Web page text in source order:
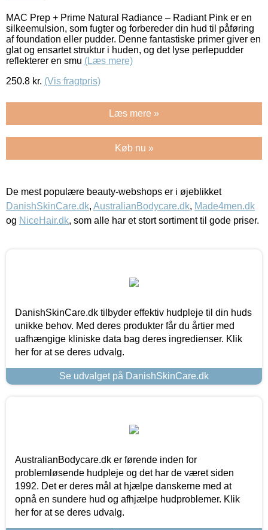
MAC Prep + Prime Natural Radiance – Radiant Pink er en
silkeemulsion, som fugter og forbereder din hud til påføring
af foundation eller pudder. Denne fantastiske primer giver en
glat og ensartet struktur i huden, og det lyse perlepudder
reflekterer en smu (Læs mere)
250.8 kr. (Vis fragtpris)
Læs mere »
Køb nu »
De mest populære beauty-webshops er i øjeblikket
DanishSkinCare.dk, AustralianBodycare.dk, Made4men.dk
og NiceHair.dk, som alle har et stort sortiment til gode priser.
DanishSkinCare.dk tilbyder effektiv hudpleje til din huds
unikke behov. Med deres produkter får du årtier med
uafhængige kliniske data bag deres ingredienser. Klik
her for at se deres udvalg.
Se udvalget på DanishSkinCare.dk
AustralianBodycare.dk er førende inden for
problemløsende hudpleje og det har de været siden
1992. Det er deres mål at hjælpe danskerne med at
opnå en sundere hud og afhjælpe hudproblemer. Klik
her for at se deres udvalg.